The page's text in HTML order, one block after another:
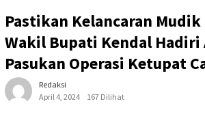
Pastikan Kelancaran Mudik
Wakil Bupati Kendal Hadiri
Pasukan Operasi Ketupat
Redaksi
April 4, 2024
167 Dilihat